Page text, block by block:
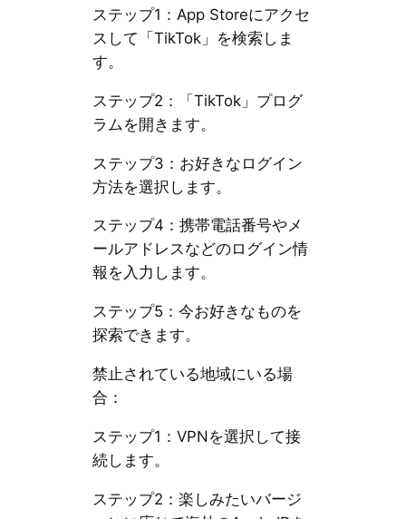
ステップ1：App Storeにアクセ
スして「TikTok」を検索しま
す。
ステップ2：「TikTok」プログ
ラムを開きます。
ステップ3：お好きなログイン
方法を選択します。
ステップ4：携帯電話番号やメ
ールアドレスなどのログイン情
報を入力します。
ステップ5：今お好きなものを
探索できます。
禁止されている地域にいる場
合：
ステップ1：VPNを選択して接
続します。
ステップ2：楽しみたいバージ